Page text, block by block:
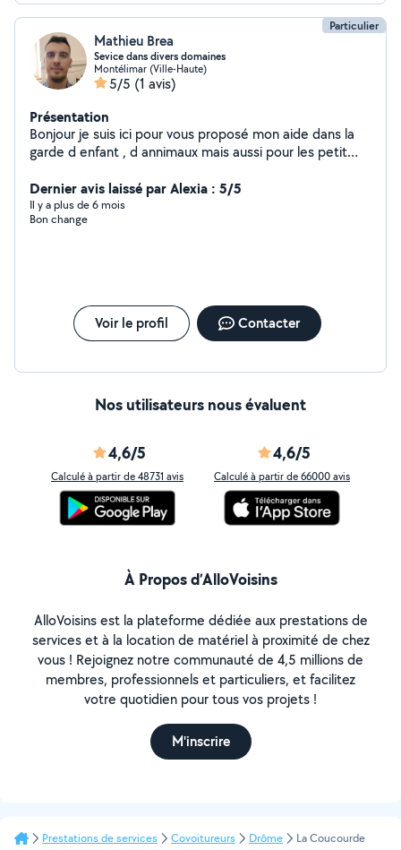
Particulier
Mathieu Brea
Sevice dans divers domaines
Montélimar (Ville-Haute)
5/5 (1 avis)
Présentation
Bonjour je suis ici pour vous proposé mon aide dans la
garde d enfant , d annimaux mais aussi pour les petit
bafa j ai été animateur périscolere puis j ai fait du
soutien scolaire pour du niveau primaire , je garde
regulierement un staff un golden et un autre chien. j ai
Dernier avis laissé par Alexia : 5/5
Il y a plus de 6 mois
Bon change
Voir le profil Contacter
Nos utilisateurs nous évaluent
4,6/5
Calculé à partir de 48731 avis
4,6/5
Calculé à partir de 66000 avis
À Propos d’AlloVoisins
AlloVoisins est la plateforme dédiée aux prestations de
services et à la location de matériel à proximité de chez
vous ! Rejoignez notre communauté de 4,5 millions de
membres, professionnels et particuliers, et facilitez
votre quotidien pour tous vos projets !
M'inscrire
Prestations de services Covoitureurs Drôme La Coucourde